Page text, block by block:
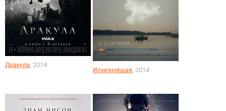
Дракула, 2014
Исчезнувшая, 2014